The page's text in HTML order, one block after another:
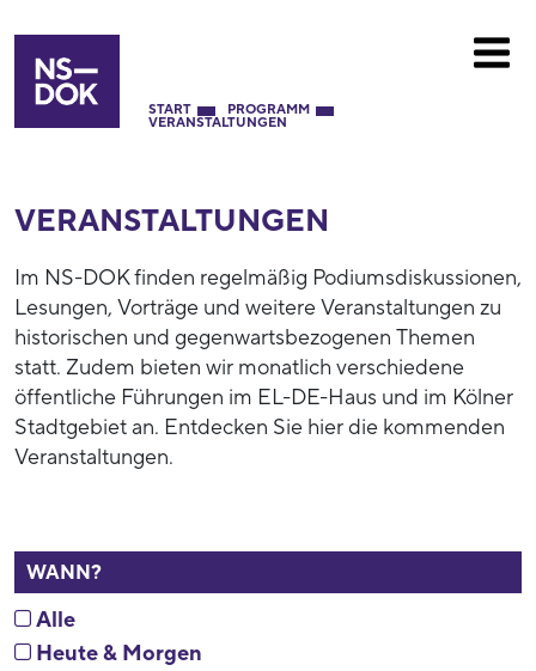
START PROGRAMM
VERANSTALTUNGEN
VERANSTALTUNGEN
Im NS-DOK finden regelmäßig Podiumsdiskussionen,
Lesungen, Vorträge und weitere Veranstaltungen zu
historischen und gegenwartsbezogenen Themen
statt. Zudem bieten wir monatlich verschiedene
öffentliche Führungen im EL-DE-Haus und im Kölner
Stadtgebiet an. Entdecken Sie hier die kommenden
Veranstaltungen.
WANN?
Alle
Heute & Morgen